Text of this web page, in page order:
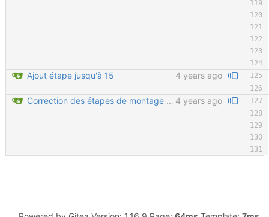
Ajout étape jusqu'à 15 4 years ago
Correction des étapes de montage 7 à 11 4 years ago